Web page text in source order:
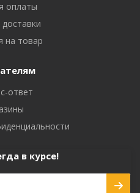
оплаты
на товар
ответ
в курсе!